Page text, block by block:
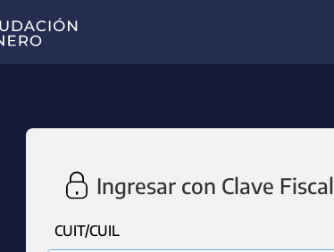
Ingresar con Clave Fiscal
CUIT/CUIL